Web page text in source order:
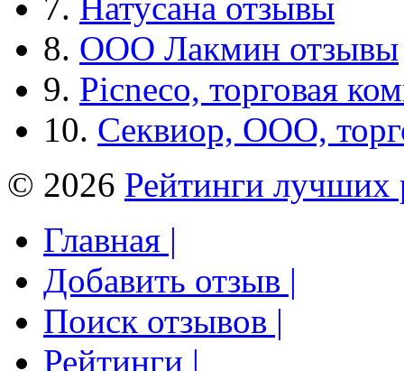
7. Натусана отзывы
8. ООО Лакмин отзывы
9. Picneco, торговая
10. Секвиор, ООО,
© 2026 Рейтинги лучших
Главная |
Добавить отзыв |
Поиск отзывов |
Рейтинги |